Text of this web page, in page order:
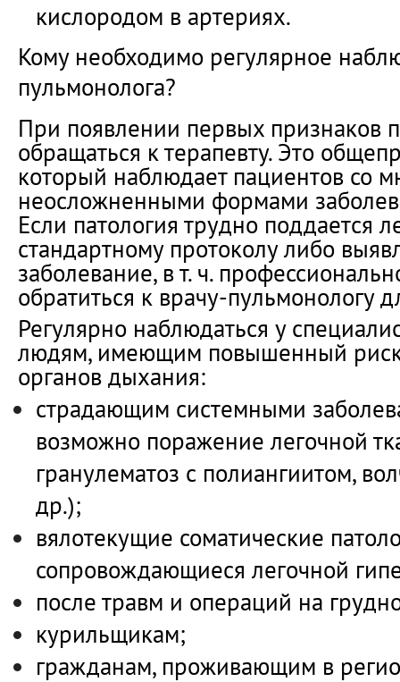
кислородом в артериях.
Кому необходимо регулярное
пульмонолога?
При появлении первых признаков
обращаться к терапевту. Это
который наблюдает пациентов со
неосложненными формами
Если патология трудно поддается
стандартному протоколу либо
заболевание, в т. ч.
обратиться к врачу-пульмонологу
Регулярно наблюдаться у
людям, имеющим повышенный риск
органов дыхания:
страдающим системными
возможно поражение легочной
гранулематоз с полиангиитом,
др.);
вялотекущие соматические
сопровождающиеся легочной
после травм и операций на
курильщикам;
гражданам, проживающим в